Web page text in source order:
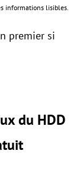
informations lisibles.
premier si
du HDD